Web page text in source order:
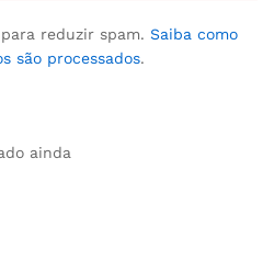
reduzir spam. Saiba como
são processados.
ainda